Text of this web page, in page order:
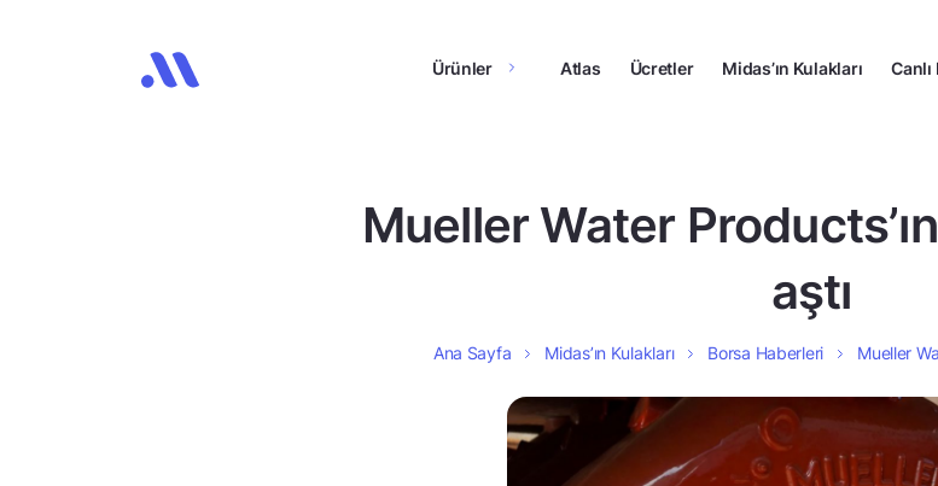
Ürünler Atlas Ücretler Midas’ın Kulakları
Mueller Water
aştı
Ana Sayfa Midas’ın Kulakları Borsa Haberleri Mueller